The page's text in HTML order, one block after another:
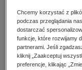
dzienniki
edukacja
hobby, sport,
komputery,
High-contrast mode
Polecane
Chcemy korzystać z
podczas przeglądania
dostarczać
funkcje, które rozwijamy
partnerami. Jeśli
kliknij „Zaakceptuj
preferencje, klikając